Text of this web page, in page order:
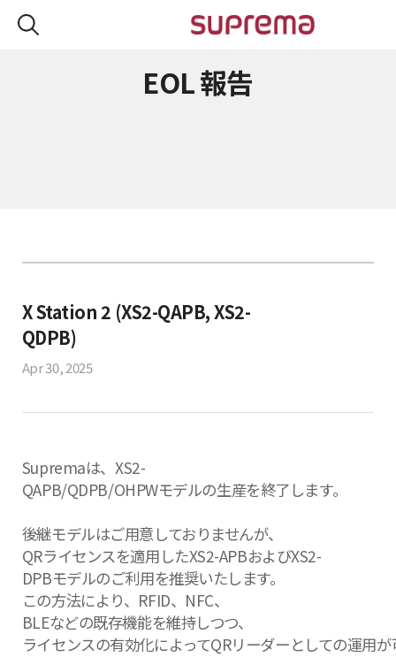
EOL 報告
X Station 2 (XS2-QAPB, XS2-
QDPB)
Apr 30, 2025
Supremaは、XS2-
QAPB/QDPB/OHPWモデルの生産を終了します。
後継モデルはご用意しておりませんが、
QRライセンスを適用したXS2-APBおよびXS2-
DPBモデルのご利用を推奨いたします。
この方法により、RFID、NFC、
BLEなどの既存機能を維持しつつ、
ライセンスの有効化によってQRリーダーとしての運用